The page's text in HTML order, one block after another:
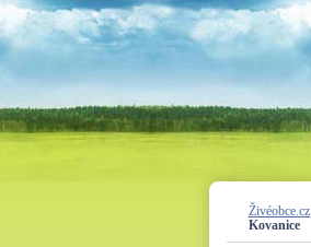
Živéobce.cz
Kovanice